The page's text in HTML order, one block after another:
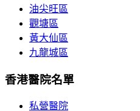
油尖旺區
觀塘區
黃大仙區
九龍城區
香港醫院名單
私營醫院